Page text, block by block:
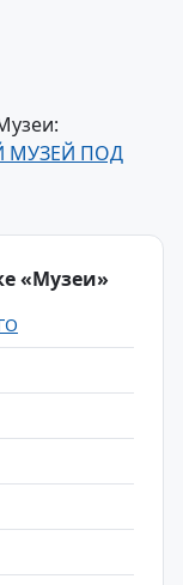
МУЗЕЙ ПОД
«Музеи»